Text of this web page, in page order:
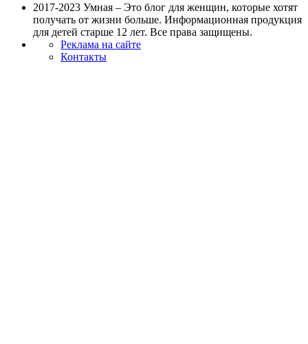
2017-2023 Умная – Это блог для женщин, которые хотят
получать от жизни больше. Информационная продукция
для детей старше 12 лет. Все права защищены.
Реклама на сайте
Контакты